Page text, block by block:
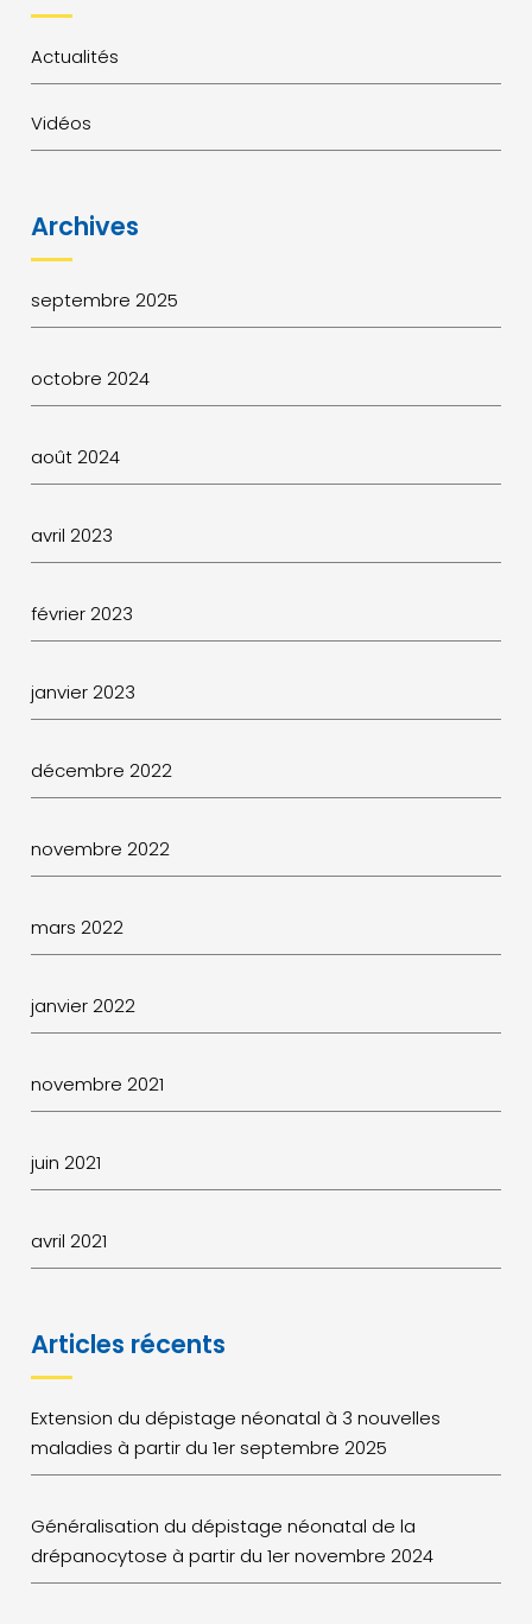
Actualités
Vidéos
Archives
septembre 2025
octobre 2024
août 2024
avril 2023
février 2023
janvier 2023
décembre 2022
novembre 2022
mars 2022
janvier 2022
novembre 2021
juin 2021
avril 2021
Articles récents
Extension du dépistage néonatal à 3 nouvelles
maladies à partir du 1er septembre 2025
Généralisation du dépistage néonatal de la
drépanocytose à partir du 1er novembre 2024